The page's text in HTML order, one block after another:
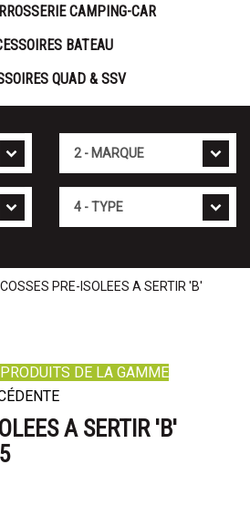
CAMPING-CAR
BATEAU
QUAD & SSV
PRE-ISOLEES A SERTIR 'B'
DE LA GAMME
A SERTIR 'B'